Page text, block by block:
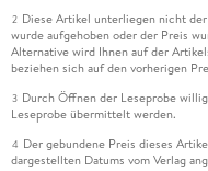
2 Diese Artikel unterliegen nicht
wurde aufgehoben oder der Preis
Alternative wird Ihnen auf der
beziehen sich auf den vorherigen
3 Durch Öffnen der Leseprobe
Leseprobe übermittelt werden.
4 Der gebundene Preis dieses
dargestellten Datums vom Verlag